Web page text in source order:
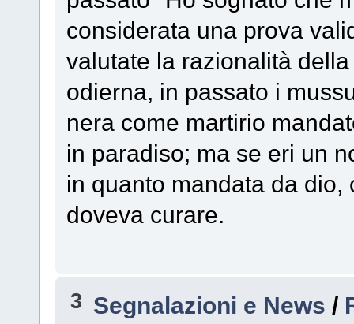
considerata una prova
valutate la razionalità
odierna, in passato i
nera come martirio
in paradiso; ma se eri un
in quanto mandata da
doveva curare.
3 Segnalazioni e News /